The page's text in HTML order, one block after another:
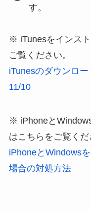
す。
iTunesをインス
ご覧ください。
iTunesのダウンロ
11/10
iPhoneと
はこちらをご覧くだ
iPhoneとWindows
場合の対処方法